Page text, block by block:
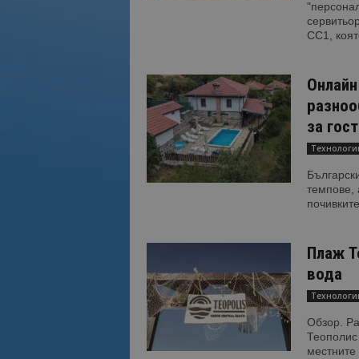
CC1,
за
темпове,
Плаж
вода
Обзор.
Теополис